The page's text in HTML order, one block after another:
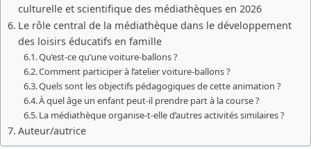
culturelle et scientifique des médiathèques en 2026
Le rôle central de la médiathèque dans le développement
des loisirs éducatifs en famille
Qu’est-ce qu’une voiture-ballons ?
Comment participer à l’atelier voiture-ballons ?
Quels sont les objectifs pédagogiques de cette animation ?
À quel âge un enfant peut-il prendre part à la course ?
La médiathèque organise-t-elle d’autres activités similaires ?
Auteur/autrice